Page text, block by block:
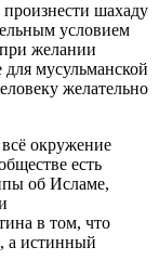
произнести шахаду
условием
желании
для мусульманской
желательно
окружение
есть
об Исламе,
в том, что
а истинный